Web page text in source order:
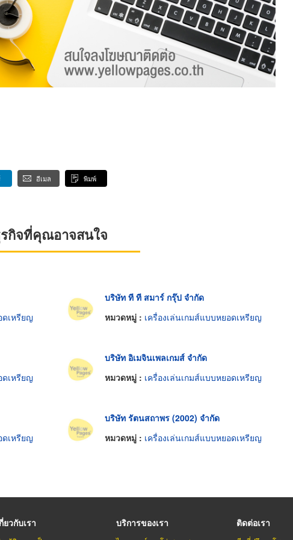
อีเมล พิมพ์
กิจที่คุณอาจสนใจ
ดเหรียญ
บริษัท ที ที สมาร์ กรุ๊ป จำกัด
หมวดหมู่ : เครื่องเล่นเกมส์แบบหยอดเหรียญ
ดเหรียญ
บริษัท อิเมจินเพลเกมส์ จำกัด
หมวดหมู่ : เครื่องเล่นเกมส์แบบหยอดเหรียญ
ดเหรียญ
บริษัท รัตนสถาพร (2002) จำกัด
หมวดหมู่ : เครื่องเล่นเกมส์แบบหยอดเหรียญ
ยวกับเรา บริการของเรา ติดต่อเรา